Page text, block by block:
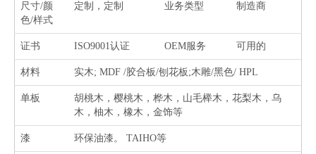
尺寸/颜
色/样式
定制，定制 业务类型 制造商
证书 ISO9001认证 OEM服务 可用的
材料 实木; MDF /胶合板/刨花板;木雕/黑色/ HPL
单板
胡桃木，樱桃木，桦木，山毛榉木，花梨木，乌
木，柚木，橡木，金饰等
漆 环保油漆。 TAIHO等